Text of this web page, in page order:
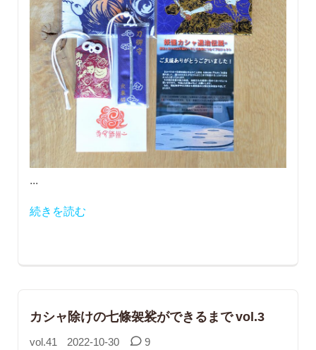
...
続きを読む
カシャ除けの七條袈裟ができるまで vol.3
vol.41 2022-10-30 9